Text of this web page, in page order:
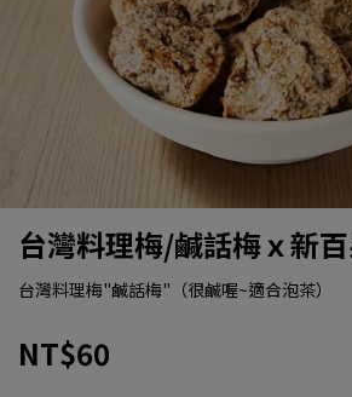
台灣料理梅/鹹話梅ｘ新
台灣料理梅"鹹話梅"（很鹹喔~適合泡茶）
NT$60